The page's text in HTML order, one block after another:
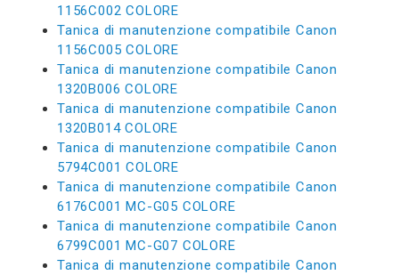
1156C002 COLORE
Tanica di manutenzione compatibile Canon
1156C005 COLORE
Tanica di manutenzione compatibile Canon
1320B006 COLORE
Tanica di manutenzione compatibile Canon
1320B014 COLORE
Tanica di manutenzione compatibile Canon
5794C001 COLORE
Tanica di manutenzione compatibile Canon
6176C001 MC-G05 COLORE
Tanica di manutenzione compatibile Canon
6799C001 MC-G07 COLORE
Tanica di manutenzione compatibile Canon